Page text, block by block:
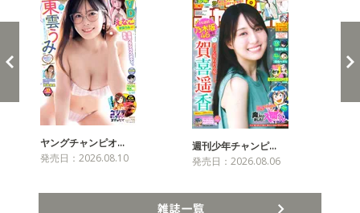
ヤングチャンピオ…
発売日：2026.08.10
週刊少年チャンピ…
発売日：2026.08.06